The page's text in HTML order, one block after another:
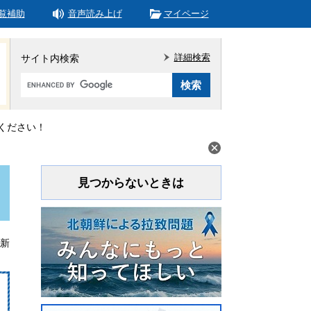
補助 音声読み上げ マイページ
サイト内検索
Google
タ
ム
詳細検索
ださい！
見つからないときは